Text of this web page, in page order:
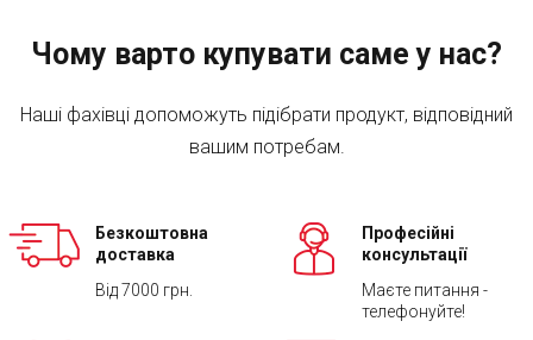
Чому варто купувати саме у нас?
Наші фахівці допоможуть підібрати продукт, відповідний
вашим потребам.
Безкоштовна
доставка
Від 7000 грн.
Професійні
консультації
Маєте питання -
телефонуйте!